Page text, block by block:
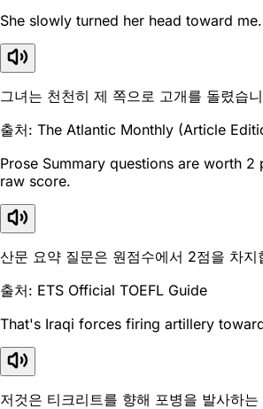
She slowly turned her head toward me.
그녀는 천천히 제 쪽으로 고개를 돌렸습
출처: The Atlantic Monthly (Article
Prose Summary questions are worth
raw score.
산문 요약 질문은 원점수에서 2점을 차지
출처: ETS Official TOEFL Guide
That's Iraqi forces firing artillery
저것은 티크리트를 향해 포병을 발사하